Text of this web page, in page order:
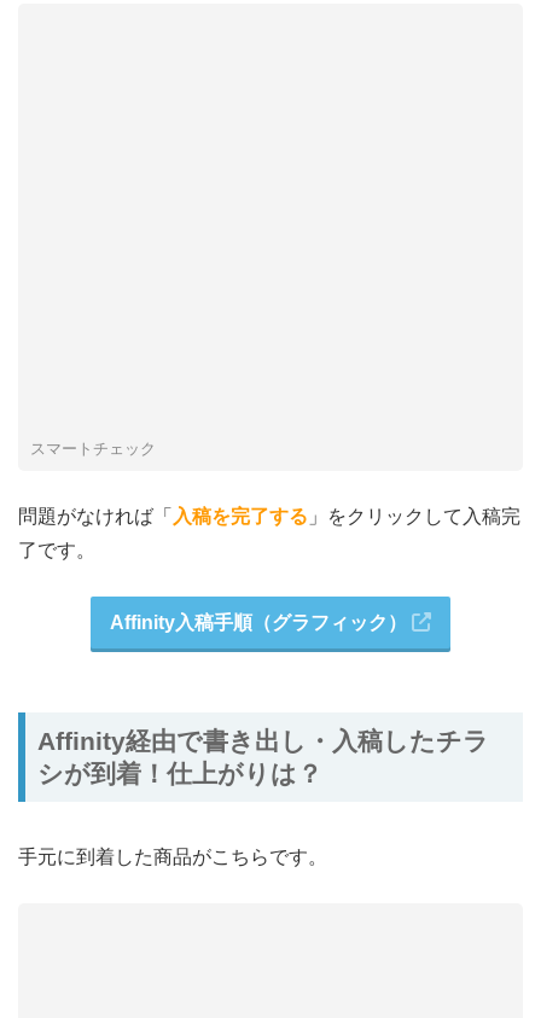
スマートチェック
問題がなければ「 入稿を完了する 」をクリックして入稿完
了です。
Affinity入稿手順（グラフィック）
Affinity経由で書き出し・入稿したチラ
シが到着！仕上がりは？
手元に到着した商品がこちらです。